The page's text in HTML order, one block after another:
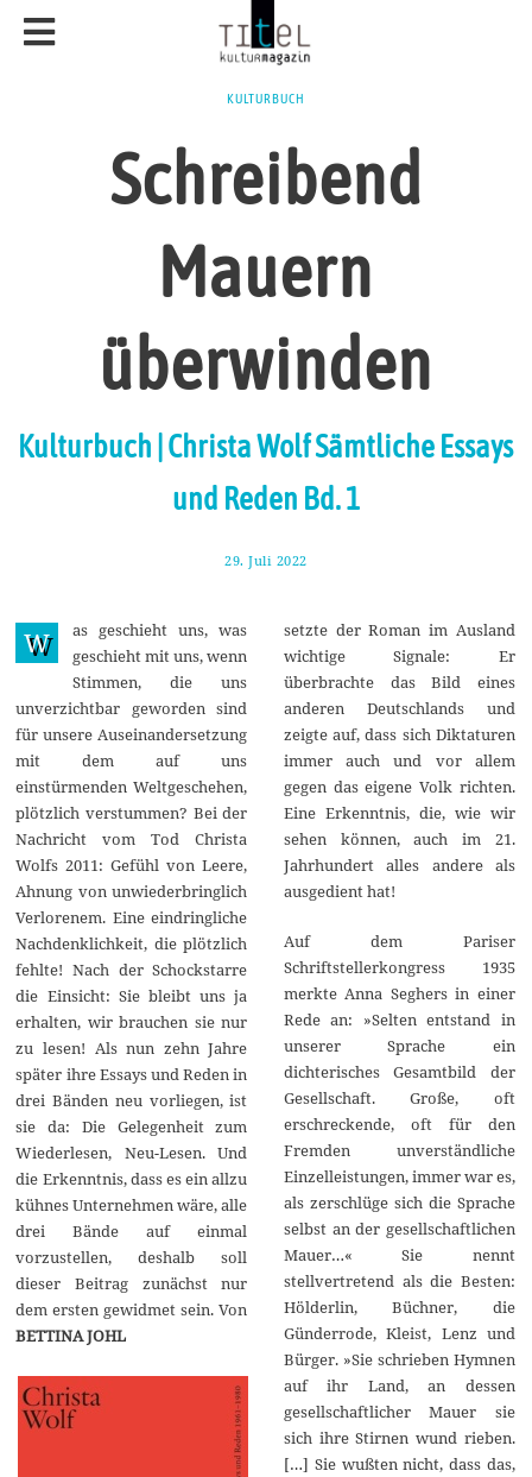
KULTURBUCH
Schreibend
Mauern
überwinden
Kulturbuch | Christa Wolf Sämtliche Essays
und Reden Bd. 1
29. Juli 2022
g
u
s
t
2
0
2
2
W
as geschieht uns, was
geschieht mit uns, wenn
Stimmen, die uns
unverzichtbar geworden sind
für unsere Auseinandersetzung
mit dem auf uns
einstürmenden Weltgeschehen,
plötzlich verstummen? Bei der
Nachricht vom Tod Christa
Wolfs 2011: Gefühl von Leere,
Ahnung von unwiederbringlich
Verlorenem. Eine eindringliche
Nachdenklichkeit, die plötzlich
fehlte! Nach der Schockstarre
die Einsicht: Sie bleibt uns ja
erhalten, wir brauchen sie nur
zu lesen! Als nun zehn Jahre
später ihre Essays und Reden in
drei Bänden neu vorliegen, ist
sie da: Die Gelegenheit zum
Wiederlesen, Neu-Lesen. Und
die Erkenntnis, dass es ein allzu
kühnes Unternehmen wäre, alle
drei Bände auf einmal
vorzustellen, deshalb soll
dieser Beitrag zunächst nur
dem ersten gewidmet sein. Von
BETTINA JOHL
setzte der Roman im Ausland
wichtige Signale: Er
überbrachte das Bild eines
anderen Deutschlands und
zeigte auf, dass sich Diktaturen
immer auch und vor allem
gegen das eigene Volk richten.
Eine Erkenntnis, die, wie wir
sehen können, auch im 21.
Jahrhundert alles andere als
ausgedient hat!
Auf dem Pariser
Schriftstellerkongress 1935
merkte Anna Seghers in einer
Rede an: »Selten entstand in
unserer Sprache ein
dichterisches Gesamtbild der
Gesellschaft. Große, oft
erschreckende, oft für den
Fremden unverständliche
Einzelleistungen, immer war es,
als zerschlüge sich die Sprache
selbst an der gesellschaftlichen
Mauer…« Sie nennt
stellvertretend als die Besten:
Hölderlin, Büchner, die
Günderrode, Kleist, Lenz und
Bürger. »Sie schrieben Hymnen
auf ihr Land, an dessen
gesellschaftlicher Mauer sie
sich ihre Stirnen wund rieben.
[…] Sie wußten nicht, dass das,